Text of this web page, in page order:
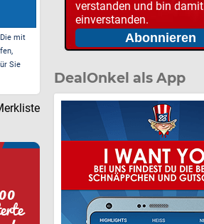
mit
Sie
verstanden und bin damit
einverstanden.
DealOnkel als App